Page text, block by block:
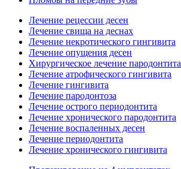
Лечение рецессии десен
Лечение свища на деснах
Лечение некротического гингивита
Лечение опущения десен
Хирургическое лечение пародонтита
Лечение атрофического гингивита
Лечение гингивита
Лечение пародонтоза
Лечение острого периодонтита
Лечение хронического пародонтита
Лечение воспаленных десен
Лечение периодонтита
Лечение хронического гингивита